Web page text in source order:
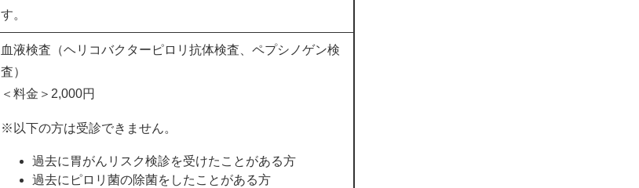
す。
血液検査（ヘリコバクターピロリ抗体検査、ペプシノゲン検
査）
＜料金＞2,000円
※以下の方は受診できません。
過去に胃がんリスク検診を受けたことがある方
過去にピロリ菌の除菌をしたことがある方